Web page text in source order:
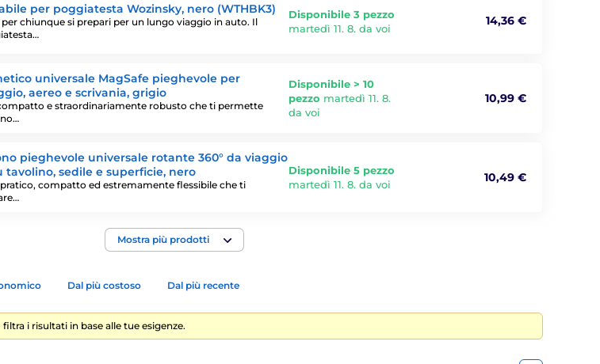
per poggiatesta Wozinsky, nero (WTHBK3)
chiunque si prepari per un lungo viaggio in auto. Il
Disponibile 3 pezzo
martedì 11. 8. da voi
14,36 €
universale MagSafe pieghevole per
aereo e scrivania, grigio
e straordinariamente robusto che ti permette
Disponibile > 10
pezzo martedì 11. 8.
da voi
10,99 €
pieghevole universale rotante 360° da viaggio
tavolino, sedile e superficie, nero
compatto ed estremamente flessibile che ti
Disponibile 5 pezzo
martedì 11. 8. da voi
10,49 €
Mostra più prodotti
Dal più costoso Dal più recente
filtra i risultati in base alle tue esigenze.